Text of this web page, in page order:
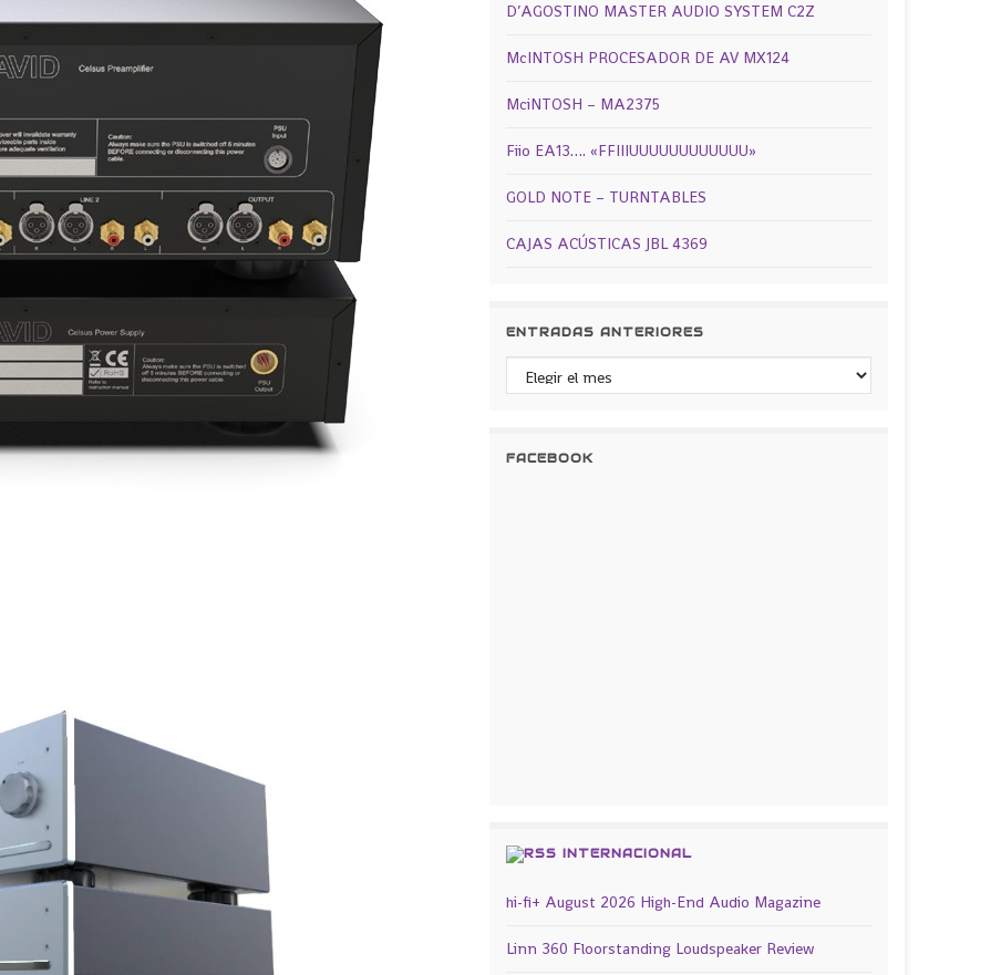
D’AGOSTINO MASTER AUDIO SYSTEM C2Z
McINTOSH PROCESADOR DE AV MX124
MciNTOSH – MA2375
Fiio EA13…. «FFIIIUUUUUUUUUUUU»
GOLD NOTE – TURNTABLES
CAJAS ACÚSTICAS JBL 4369
ENTRADAS ANTERIORES
Entradas anteriores
FACEBOOK
INTERNACIONAL
hi-fi+ August 2026 High-End Audio Magazine
Linn 360 Floorstanding Loudspeaker Review